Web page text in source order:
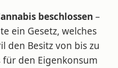
beschlossen –
ein Gesetz, welches
den Besitz von bis zu
für den Eigenkonsum